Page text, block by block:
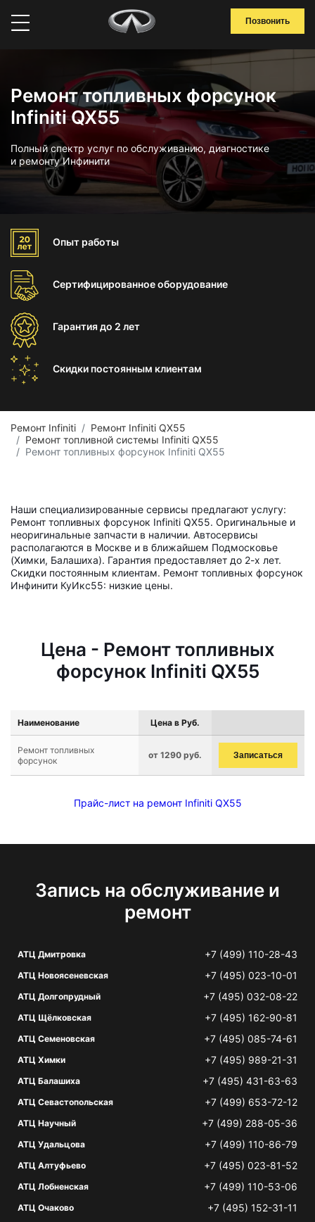
Позвонить
Ремонт топливных форсунок
Infiniti QX55
Полный спектр услуг по обслуживанию, диагностике
и ремонту Инфинити
Опыт работы
Сертифицированноеоборудование
Гарантиядо 2 лет
Скидки постоянным клиентам
Ремонт Infiniti
Ремонт Infiniti QX55
Ремонт топливной системы Infiniti QX55
Ремонт топливных форсунок Infiniti QX55
Наши специализированные сервисы предлагают услугу:
Ремонт топливных форсунок Infiniti QX55. Оригинальные и
неоригинальные запчасти в наличии. Автосервисы
располагаются в Москве и в ближайшем Подмосковье
(Химки, Балашиха). Гарантия предоставляет до 2-х лет.
Скидки постоянным клиентам. Ремонт топливных форсунок
Инфинити КуИкс55: низкие цены.
Цена - Ремонт топливных
форсунок Infiniti QX55
Наименование Цена в Руб.
Ремонт топливных
форсунок
от 1290 руб. Записаться
Прайс-лист на ремонт Infiniti QX55
Запись на обслуживание и
ремонт
АТЦ Дмитровка +7 (499) 110-28-43
АТЦ Новоясеневская +7 (495) 023-10-01
АТЦ Долгопрудный +7 (495) 032-08-22
АТЦ Щёлковская +7 (495) 162-90-81
АТЦ Семеновская +7 (495) 085-74-61
АТЦ Химки +7 (495) 989-21-31
АТЦ Балашиха +7 (495) 431-63-63
АТЦ Севастопольская +7 (499) 653-72-12
АТЦ Научный +7 (499) 288-05-36
АТЦ Удальцова +7 (499) 110-86-79
АТЦ Алтуфьево +7 (495) 023-81-52
АТЦ Лобненская +7 (499) 110-53-06
АТЦ Очаково +7 (495) 152-31-11